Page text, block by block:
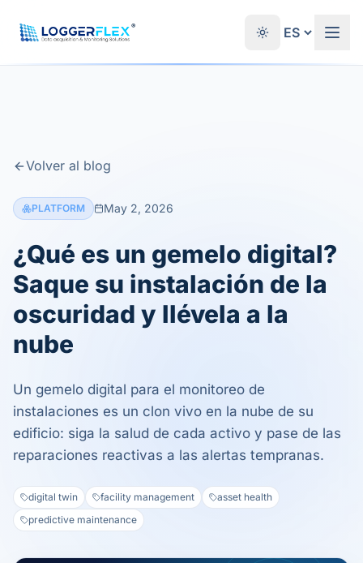
®
Volver al blog
PLATFORM May 2, 2026
¿Qué es un gemelo digital?
Saque su instalación de la
oscuridad y llévela a la
nube
Un gemelo digital para el monitoreo de
instalaciones es un clon vivo en la nube de su
edificio: siga la salud de cada activo y pase de las
reparaciones reactivas a las alertas tempranas.
digital twin facility management
asset health
predictive maintenance